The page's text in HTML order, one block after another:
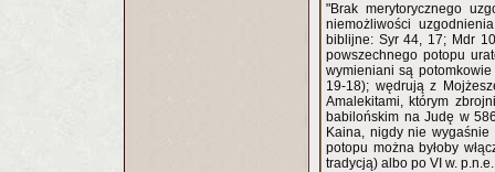
"Brak merytorycznego
niemożliwości
biblijne: Syr 44, 17; Mdr
powszechnego potopu
wymieniani są
19-18); wędrują z
Amalekitami, którym
babilońskim na Judę w
Kaina, nigdy nie
potopu można byłoby
tradycją) albo po VI w.